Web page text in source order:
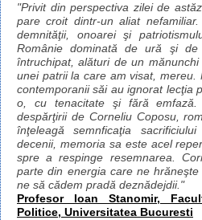
"Privit din perspectiva zilei de
pare croit dintr-un aliat nefamiliar.
demnităţii, onoarei şi
Românie dominată de ură şi
întruchipat, alături de un
unei patrii la care am visat, mereu.
contemporanii săi au ignorat lecţia
o, cu tenacitate şi fără
despărţirii de Corneliu Coposu,
înţeleagă semnficaţia
decenii, memoria sa este acel
spre a respinge resemnarea.
parte din energia care ne
ne să cădem pradă deznădejdii."
Profesor Ioan Stanomir,
Politice, Universitatea Bucuresti